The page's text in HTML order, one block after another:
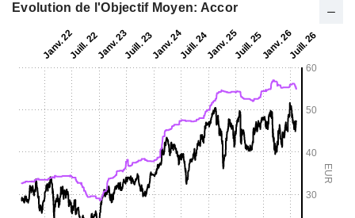
Evolution de l'Objectif Moyen: Accor